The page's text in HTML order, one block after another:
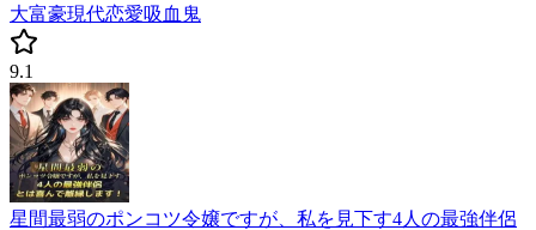
大富豪現代恋愛吸血鬼
9.1
星間最弱のポンコツ令嬢ですが、私を見下す4人の最強伴侶